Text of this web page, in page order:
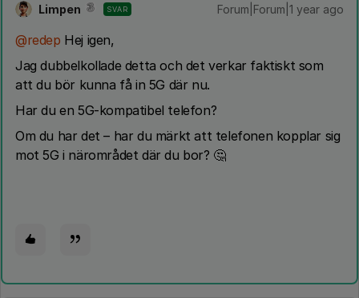
Limpen SVAR Forum|Forum|1 year ago
@redep Hej igen,
Jag dubbelkollade detta och det verkar faktiskt som
att du bör kunna få in 5G där nu.
Har du en 5G-kompatibel telefon?
Om du har det – har du märkt att telefonen kopplar sig
mot 5G i närområdet där du bor? 🤔